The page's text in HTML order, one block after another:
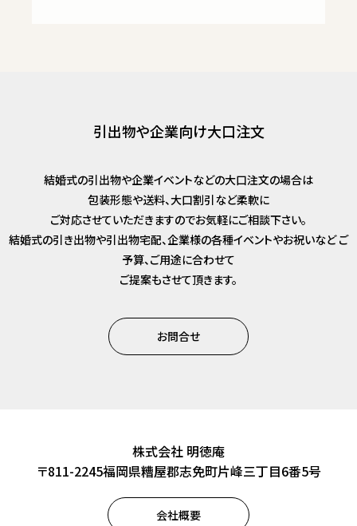
引出物や企業向け大口注文
結婚式の引出物や企業イベントなどの大口注文の場合は
包装形態や送料、大口割引など柔軟に
ご対応させていただきますのでお気軽にご相談下さい。
結婚式の引き出物や引出物宅配、企業様の各種イベントやお祝いなどご
予算、ご用途に合わせて
ご提案もさせて頂きます。
お問合せ
株式会社 明徳庵
〒811-2245福岡県糟屋郡志免町片峰三丁目6番5号
会社概要